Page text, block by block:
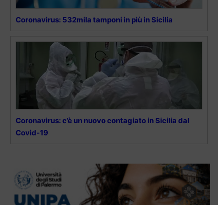
Coronavirus: 532mila tamponi in più in Sicilia
Coronavirus: c’è un nuovo contagiato in Sicilia dal
Covid-19